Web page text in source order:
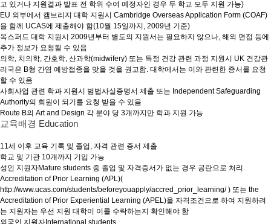
고 있거나 지원결과 발표 전 학위 수여 예정자인 경우 두 학교 모두 지원 가능)
EU 외부에서 캠브리지 대학 지원시 Cambridge Overseas Application Form (COAF)
을 함께 UCAS에 제출해야 함(10월 15일까지, 2009년 기준)
옥스퍼드 대학 지원시 2009년부터 별도의 지원서는 필요하지 않으나, 해외 면접 등에
추가 정보가 요청될 수 있음
의학, 치의학, 간호학, 산과학(midwifery) 또는 특정 건강 관련 과정 지원시 UK 건강관
리국은 B형 간염 예방접종을 맞을 것을 권고함. 대학에서는 이와 관련한 증서를 요청
할 수 있음
사회사업 관련 학과 지원시 범법사실증명서 제출 또는 Independent Safeguarding
Authority의 회원이 되기를 요청 받을 수 있음
Route B의 Art and Design 각 분야 당 3개까지만 학과 지원 가능
교육배경 Education
11세 이후 교육 기록 및 졸업, 자격 관련 증서 제출
학교 및 기관 10개까지 기입 가능
성인 지원자Mature students 중 졸업 및 자격증서가 없는 경우 공란으로 처리.
Accreditation of Prior Learning (APL)(
http://www.ucas.com/students/beforeyouapply/accred_prior_learning/ ) 또는 the
Accreditation of Prior Experiential Learning (APEL)을 자격조건으로 하여 지원하려
는 지원자는 우선 지원 대학이 이를 수락하는지 확인해야 함
외국인 지원자International students